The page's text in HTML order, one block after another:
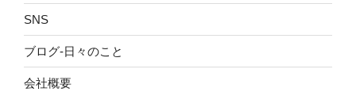
SNS
ブログ-日々のこと
会社概要